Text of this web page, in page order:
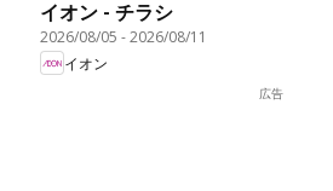
イオン - チラシ
2026/08/05 -2026/08/11
イオン
広告